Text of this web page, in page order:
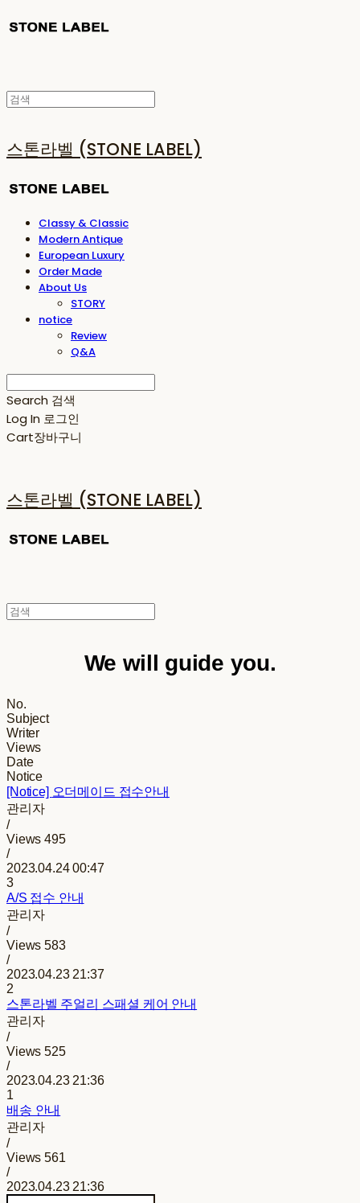
스톤라벨 (STONE LABEL)
Classy & Classic
Modern Antique
European Luxury
Order Made
About Us
STORY
notice
Review
Q&A
Search 검색
Log In 로그인
Cart장바구니
스톤라벨 (STONE LABEL)
We will guide you.
No.
Subject
Writer
Views
Date
Notice
[Notice] 오더메이드 접수안내
관리자
/
Views495
/
2023.04.24 00:47
3
A/S 접수 안내
관리자
/
Views583
/
2023.04.23 21:37
2
스톤라벨 주얼리 스패셜 케어 안내
관리자
/
Views525
/
2023.04.23 21:36
1
배송 안내
관리자
/
Views561
/
2023.04.23 21:36